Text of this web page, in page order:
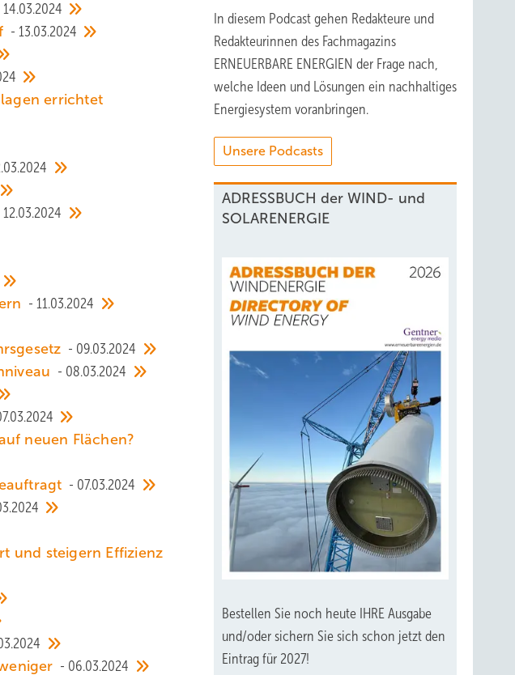
14.03.2024
13.03.2024
errichtet
12.03.2024
11.03.2024
09.03.2024
08.03.2024
neuen Flächen?
07.03.2024
und steigern Effizienz
06.03.2024
In diesem Podcast gehen Redakteure und
Redakteurinnen des Fachmagazins
ERNEUERBARE ENERGIEN der Frage nach,
welche Ideen und Lösungen ein nachhaltiges
Energiesystem voranbringen.
Unsere Podcasts
ADRESSBUCH der WIND- und
SOLARENERGIE
Bestellen Sie noch heute IHRE Ausgabe
und/oder sichern Sie sich schon jetzt den
Eintrag für 2027!